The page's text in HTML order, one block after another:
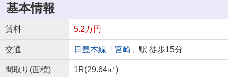
基本情報
賃料 5.2万円
交通 日豊本線 「 宮崎」駅 徒歩15分
間取り(面積) 1R(29.64㎡)